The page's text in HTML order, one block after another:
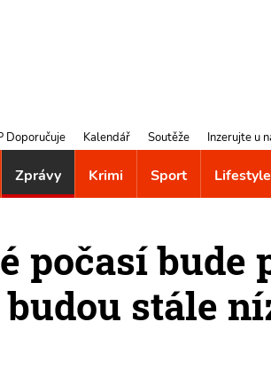
Doporučuje Kalendář Soutěže Inzerujte u
Zprávy Krimi Sport Lifestyle
počasí bude
stále